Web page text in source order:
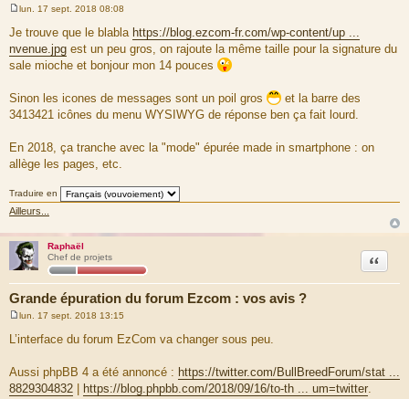
s
s
a
g
lun. 17 sept. 2018 08:08
Je trouve que le blabla https://blog.ezcom-fr.com/wp-content/up ...
nvenue.jpg est un peu gros, on rajoute la même taille pour la signature du
sale mioche et bonjour mon 14 pouces
Sinon les icones de messages sont un poil gros
et la barre des
3413421 icônes du menu WYSIWYG de réponse ben ça fait lourd.
En 2018, ça tranche avec la "mode" épurée made in smartphone : on
allège les pages, etc.
Traduire en
Ailleurs...
Raphaël
Chef de projets
Grande épuration du forum Ezcom : vos avis ?
Citation
s
g
e
lun. 17 sept. 2018 13:15
L’interface du forum EzCom va changer sous peu.
Aussi phpBB 4 a été annoncé : https://twitter.com/BullBreedForum/stat ...
8829304832
https://blog.phpbb.com/2018/09/16/to-th ... um=twitter.